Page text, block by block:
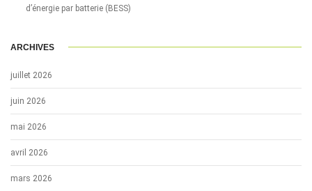
d’énergie par batterie (BESS)
ARCHIVES
juillet 2026
juin 2026
mai 2026
avril 2026
mars 2026